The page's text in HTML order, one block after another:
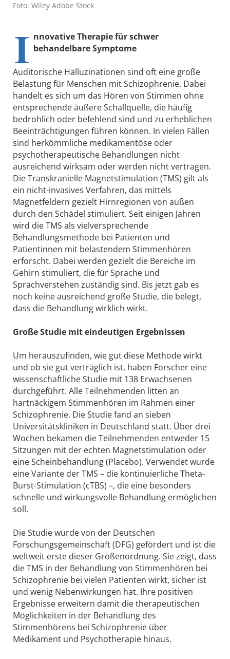
Foto: Wiley Adobe Stock
I nnovative Therapie für schwer
behandelbare Symptome
Auditorische Halluzinationen sind oft eine große
Belastung für Menschen mit Schizophrenie. Dabei
handelt es sich um das Hören von Stimmen ohne
entsprechende äußere Schallquelle, die häufig
bedrohlich oder befehlend sind und zu erheblichen
Beeinträchtigungen führen können. In vielen Fällen
sind herkömmliche medikamentöse oder
psychotherapeutische Behandlungen nicht
ausreichend wirksam oder werden nicht vertragen.
Die Transkranielle Magnetstimulation (TMS) gilt als
ein nicht-invasives Verfahren, das mittels
Magnetfeldern gezielt Hirnregionen von außen
durch den Schädel stimuliert. Seit einigen Jahren
wird die TMS als vielversprechende
Behandlungsmethode bei Patienten und
Patientinnen mit belastendem Stimmenhören
erforscht. Dabei werden gezielt die Bereiche im
Gehirn stimuliert, die für Sprache und
Sprachverstehen zuständig sind. Bis jetzt gab es
noch keine ausreichend große Studie, die belegt,
dass die Behandlung wirklich wirkt.
Große Studie mit eindeutigen Ergebnissen
Um herauszufinden, wie gut diese Methode wirkt
und ob sie gut verträglich ist, haben Forscher eine
wissenschaftliche Studie mit 138 Erwachsenen
durchgeführt. Alle Teilnehmenden litten an
hartnäckigem Stimmenhören im Rahmen einer
Schizophrenie. Die Studie fand an sieben
Universitätskliniken in Deutschland statt. Über drei
Wochen bekamen die Teilnehmenden entweder 15
Sitzungen mit der echten Magnetstimulation oder
eine Scheinbehandlung (Placebo). Verwendet wurde
eine Variante der TMS – die kontinuierliche Theta-
Burst-Stimulation (cTBS) –, die eine besonders
schnelle und wirkungsvolle Behandlung ermöglichen
soll.
Die Studie wurde von der Deutschen
Forschungsgemeinschaft (DFG) gefördert und ist die
weltweit erste dieser Größenordnung. Sie zeigt, dass
die TMS in der Behandlung von Stimmenhören bei
Schizophrenie bei vielen Patienten wirkt, sicher ist
und wenig Nebenwirkungen hat. Ihre positiven
Ergebnisse erweitern damit die therapeutischen
Möglichkeiten in der Behandlung des
Stimmenhörens bei Schizophrenie über
Medikament und Psychotherapie hinaus.